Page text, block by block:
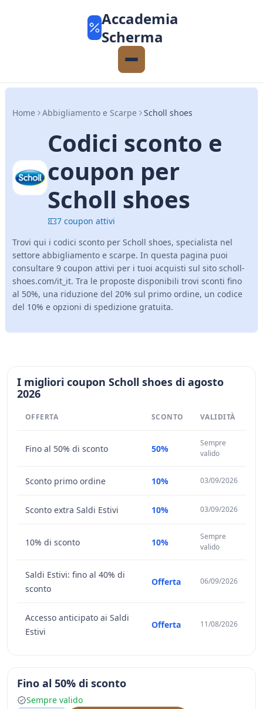
Accademia
Scherma
Home Abbigliamento e Scarpe Scholl shoes
Codici sconto e
coupon per
Scholl shoes
7 coupon attivi
Trovi qui i codici sconto per Scholl shoes, specialista nel
settore abbigliamento e scarpe. In questa pagina puoi
consultare 9 coupon attivi per i tuoi acquisti sul sito scholl-
shoes.com/it_it. Tra le proposte disponibili trovi sconti fino
al 50%, una riduzione del 20% sul primo ordine, un codice
del 10% e opzioni di spedizione gratuita.
I migliori coupon Scholl shoes di agosto
2026
OFFERTA SCONTO VALIDITÀ
Fino al 50% di sconto 50%
Sempre
valido
Sconto primo ordine 10% 03/09/2026
Sconto extra Saldi Estivi 10% 03/09/2026
10% di sconto 10%
Sempre
valido
Saldi Estivi: fino al 40% di
sconto
Offerta 06/09/2026
Accesso anticipato ai Saldi
Estivi
Offerta 11/08/2026
Fino al 50% di sconto
Sempre valido